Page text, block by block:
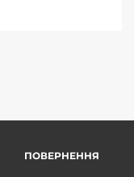
ПОВЕРНЕННЯ